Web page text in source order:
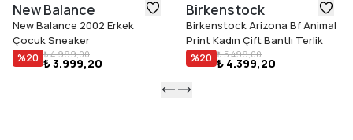
New Balance
New Balance 2002 Erkek
Çocuk Sneaker
%20 ₺ 4.999,00
₺ 3.999,20
Birkenstock
Birkenstock Arizona Bf Animal
Print Kadın Çift Bantlı Terlik
%20 ₺ 5.499,00
₺ 4.399,20